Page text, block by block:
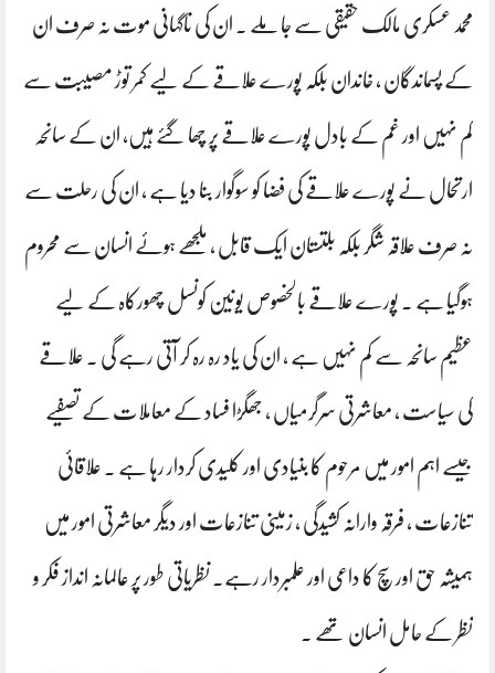
محمد عسکری مالک حقیقی سے جا ملے ۔ ان کی ناگہانی موت نہ صرف ان
کے پسماندگان ، خاندان بلکہ پورے علاقے کے لیے کمر توڑ مصیبت سے
کم نہیں اور غم کے بادل پورے علاقے پر چھا گئے ہیں، ان کے سانحہ
ارتحال نے پورے علاقے کی فضا کو سوگوار بنا دیا ہے ، ان کی رحلت سے
نہ صرف علاقہ شگر بلکہ بلتستان ایک قابل ، ملجھے ہوئے انسان سے محروم
ہوگیا ہے ۔ پورے علاقے بالخصوص یونین کونسل چھورکاہ کے لیے
عظیم سانحہ سے کم نہیں ہے ، ان کی یاد رہ رہ کر آتی رہے گی ۔ علاقے
کی سیاست ، معاشرتی سرگرمیاں ، جھگڑا فساد کے معاملات کے تصفیے
جیسے اہم امور میں مرحوم کا بنیادی اور کلیدی کردار رہا ہے ۔ علاقائی
تنازعات ، فرقہ وارانہ کشیدگی ، زمینی تنازعات اور دیگر معاشرتی امور میں
ہمیشہ حق اور سچ کا داعی اور علمبردار رہے۔ نظریاتی طور پر عالمانہ انداز فکر و
نظر کے حامل انسان تھے ۔